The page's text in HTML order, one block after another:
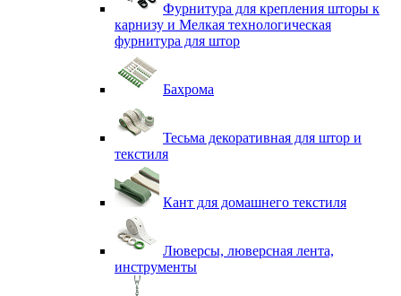
Фурнитура для крепления шторы к
карнизу и Мелкая технологическая
фурнитура для штор
Бахрома
Тесьма декоративная для штор и
текстиля
Кант для домашнего текстиля
Люверсы, люверсная лента,
инструменты